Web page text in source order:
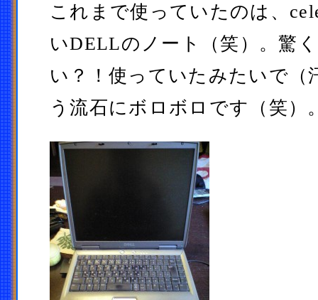
これまで使っていたのは、
いDELLのノート（笑）。驚
い？！使っていたみたいで（
う流石にボロボロです（笑）